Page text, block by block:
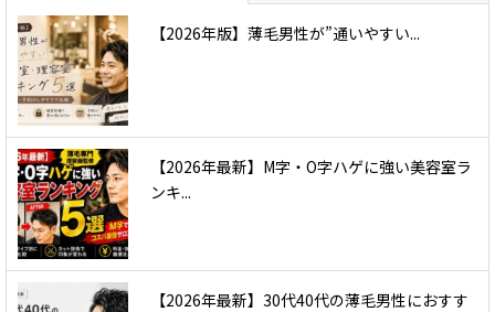
【2026年版】薄毛男性が”通いやすい...
【2026年最新】M字・O字ハゲに強い美容室ラ
ンキ...
【2026年最新】30代40代の薄毛男性におすす